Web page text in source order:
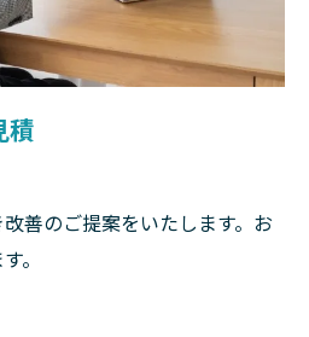
積
善のご提案をいたします。お
。